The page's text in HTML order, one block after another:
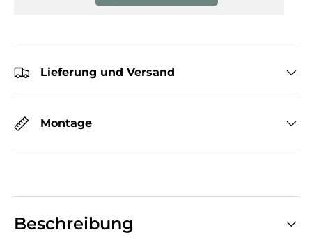
Lieferung und Versand
Montage
Beschreibung